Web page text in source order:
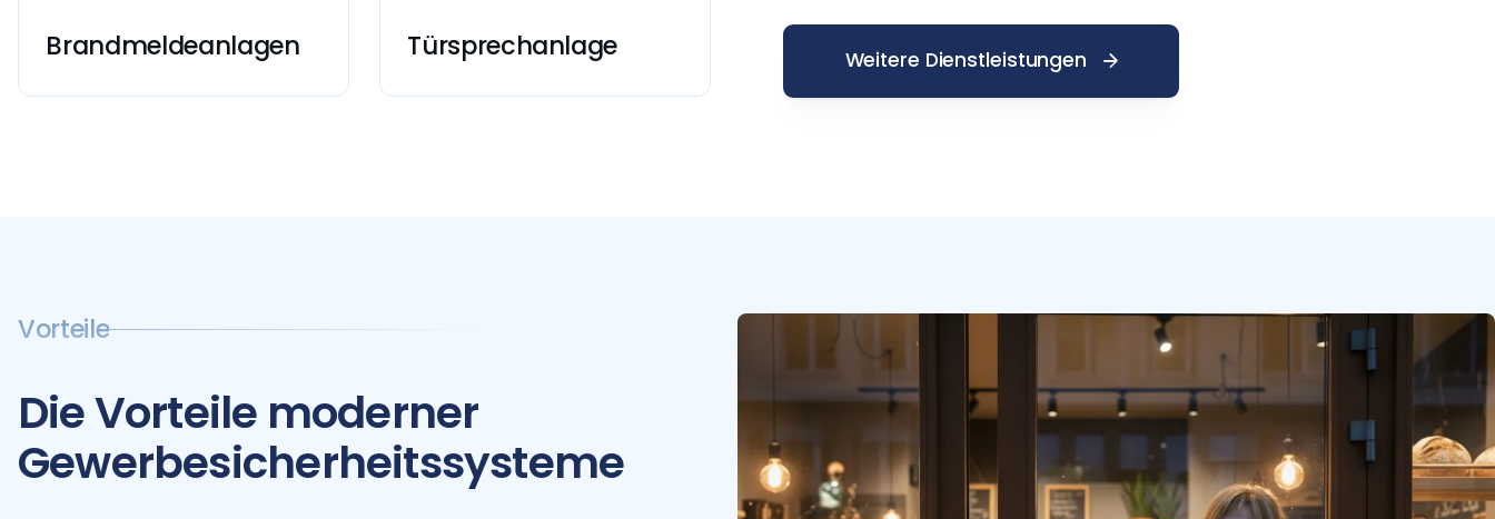
Brandmeldeanlagen Türsprechanlage Weitere Dienstleistungen
Vorteile
Die Vorteile moderner
Gewerbesicherheitssysteme